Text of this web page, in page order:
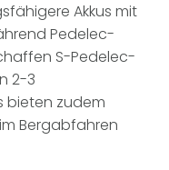
Akkus mit
Pedelec-
S-Pedelec-
2-3
bieten zudem
Bergabfahren